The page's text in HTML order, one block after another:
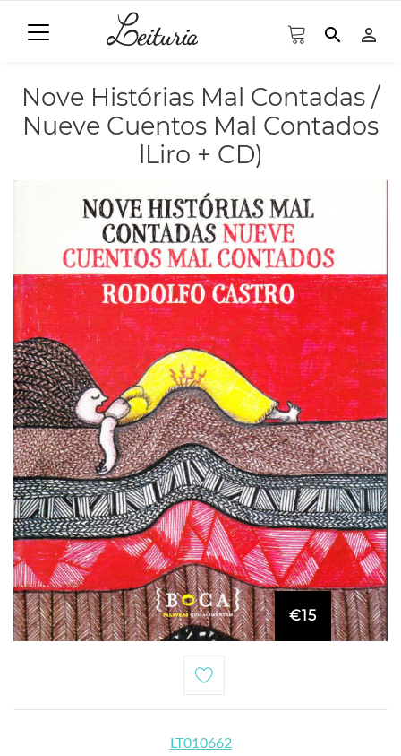
search person_outline
Nove Histórias Mal Contadas /
Nueve Cuentos Mal Contados
lLiro + CD)
€15
LT010662